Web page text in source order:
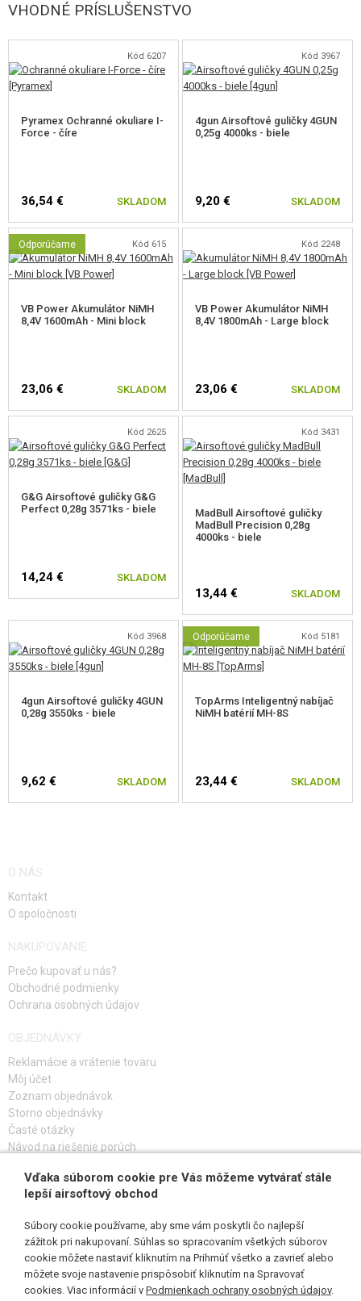
VHODNÉ PRÍSLUŠENSTVO
Kód 6207
Pyramex Ochranné okuliare I-
Force - číre
36,54 € SKLADOM
Kód 3967
4gun Airsoftové guličky 4GUN
0,25g 4000ks - biele
9,20 € SKLADOM
Odporúčame Kód 615
VB Power Akumulátor NiMH
8,4V 1600mAh - Mini block
23,06 € SKLADOM
Kód 2248
VB Power Akumulátor NiMH
8,4V 1800mAh - Large block
23,06 € SKLADOM
Kód 2625
G&G Airsoftové guličky G&G
Perfect 0,28g 3571ks - biele
14,24 € SKLADOM
Kód 3431
MadBull Airsoftové guličky
MadBull Precision 0,28g
4000ks - biele
13,44 € SKLADOM
Kód 3968
4gun Airsoftové guličky 4GUN
0,28g 3550ks - biele
9,62 € SKLADOM
Odporúčame Kód 5181
TopArms Inteligentný nabíjač
NiMH batérií MH-8S
23,44 € SKLADOM
O NÁS
Kontakt
O spoločnosti
NAKUPOVANIE
Prečo kupovať u nás?
Obchodné podmienky
Ochrana osobných údajov
OBJEDNÁVKY
Reklamácie a vrátenie tovaru
Môj účet
Zoznam objednávok
Storno objednávky
Časté otázky
Návod na riešenie porúch
PRIHLÁS SA K ODBERU
SLEDUJ NÁS
Vďaka súborom cookie pre Vás môžeme vytvárať stále
lepší airsoftový obchod
Súbory cookie používame, aby sme vám poskytli čo najlepší
zážitok pri nakupovaní. Súhlas so spracovaním všetkých súborov
cookie môžete nastaviť kliknutím na Prihmúť všetko a zavrieť alebo
môžete svoje nastavenie prispôsobiť kliknutím na Spravovať
cookies. Viac informácií v Podmienkach ochrany osobných údajov.